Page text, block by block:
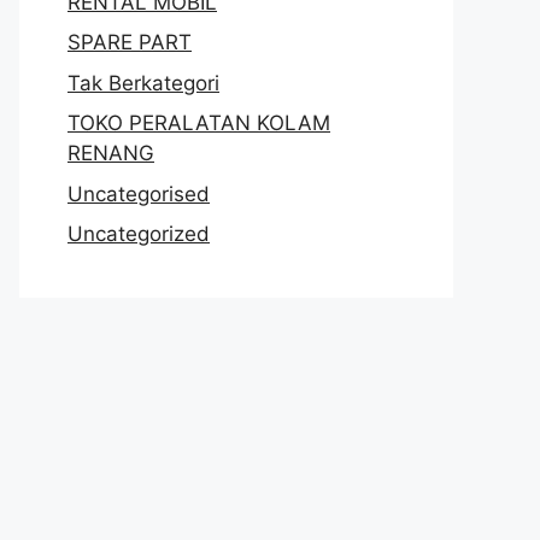
SPARE PART
Tak Berkategori
TOKO PERALATAN KOLAM
RENANG
Uncategorised
Uncategorized